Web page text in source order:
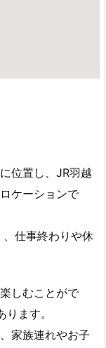
位置し、JR羽越
ケーションで
仕事終わりや休
しむことがで
ます。
家族連れやお子